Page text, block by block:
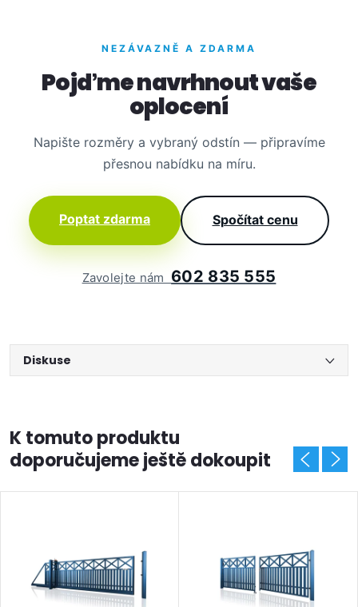
NEZÁVAZNĚ A ZDARMA
Pojďme navrhnout vaše
oplocení
Napište rozměry a vybraný odstín — připravíme
přesnou nabídku na míru.
Poptat zdarma Spočítat cenu
Zavolejte nám 602 835 555
Diskuse
K tomuto produktu
doporučujeme ještě dokoupit